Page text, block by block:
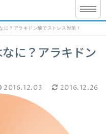
に？アラキドン酸でストレス対策！
に？アラキドン
2016.12.03 2016.12.26